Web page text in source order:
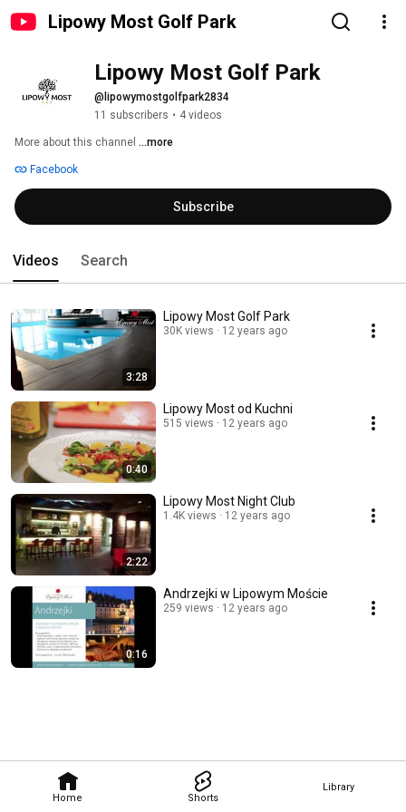
Lipowy Most Golf Park
Home Shorts
Library
Lipowy Most Golf Park
@lipowymostgolfpark2834
11 subscribers • 4 videos
More about this channel ...more
Facebook
Subscribe
Videos Search
3:28
Lipowy Most Golf Park
30K views 12 years ago
0:40
Lipowy Most od Kuchni
515 views 12 years ago
2:22
Lipowy Most Night Club
1.4K views 12 years ago
0:16
Andrzejki w Lipowym Moście
259 views 12 years ago